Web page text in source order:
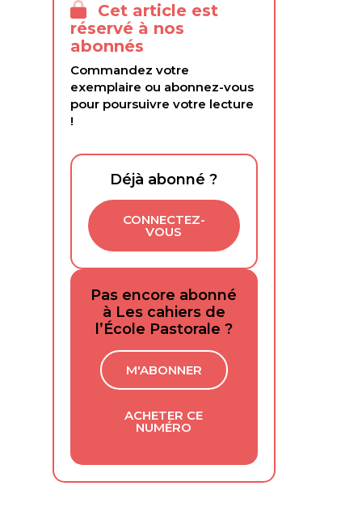
Cet article est
réservé à nos
abonnés
Commandez votre
exemplaire ou abonnez-vous
pour poursuivre votre lecture
!
Déjà abonné ?
CONNECTEZ-
VOUS
Pas encore abonné
à Les cahiers de
l’École Pastorale ?
M'ABONNER
ACHETER CE
NUMÉRO